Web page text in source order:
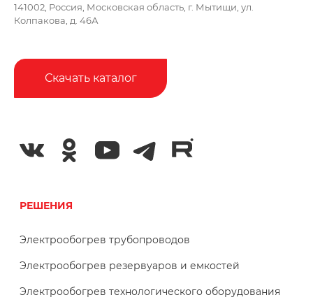
141002, Россия, Московская область, г. Мытищи, ул.
Колпакова, д. 46А
Скачать каталог
РЕШЕНИЯ
Электрообогрев трубопроводов
Электрообогрев резервуаров и емкостей
Электрообогрев технологического оборудования